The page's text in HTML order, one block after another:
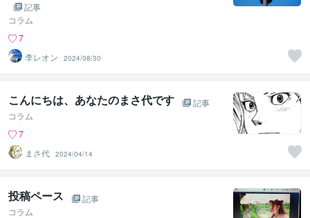
記事
コラム
7
李レオン
2024/08/30
こんにちは、あなたのまさ代です
記事
コラム
7
まさ代 2024/04/14
投稿ペース
記事
コラム